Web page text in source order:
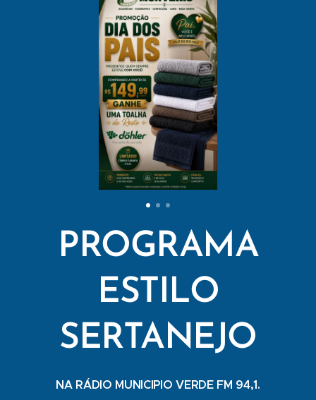
PROGRAMA
ESTILO
SERTANEJO
NA RÁDIO MUNICIPIO VERDE FM 94,1.